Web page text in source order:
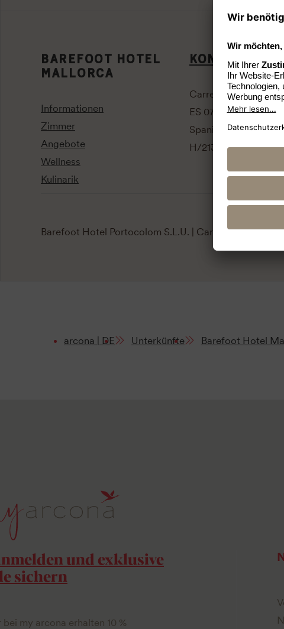
BAREFOOT HOTEL
MALLORCA
Informationen
Zimmer
Angebote
Wellness
Kulinarik
KONTAKT
Carrer de la Pinta 34
ES 07670 Mallorca /
Spanien
H/2134 - H/1087
Barefoot Hotel Portocolom S.L.U. | Carrer de la Pinta
arcona | DE Unterkünfte Barefoot Hotel
und exklusive
sichern
my arcona erhalten 10 %